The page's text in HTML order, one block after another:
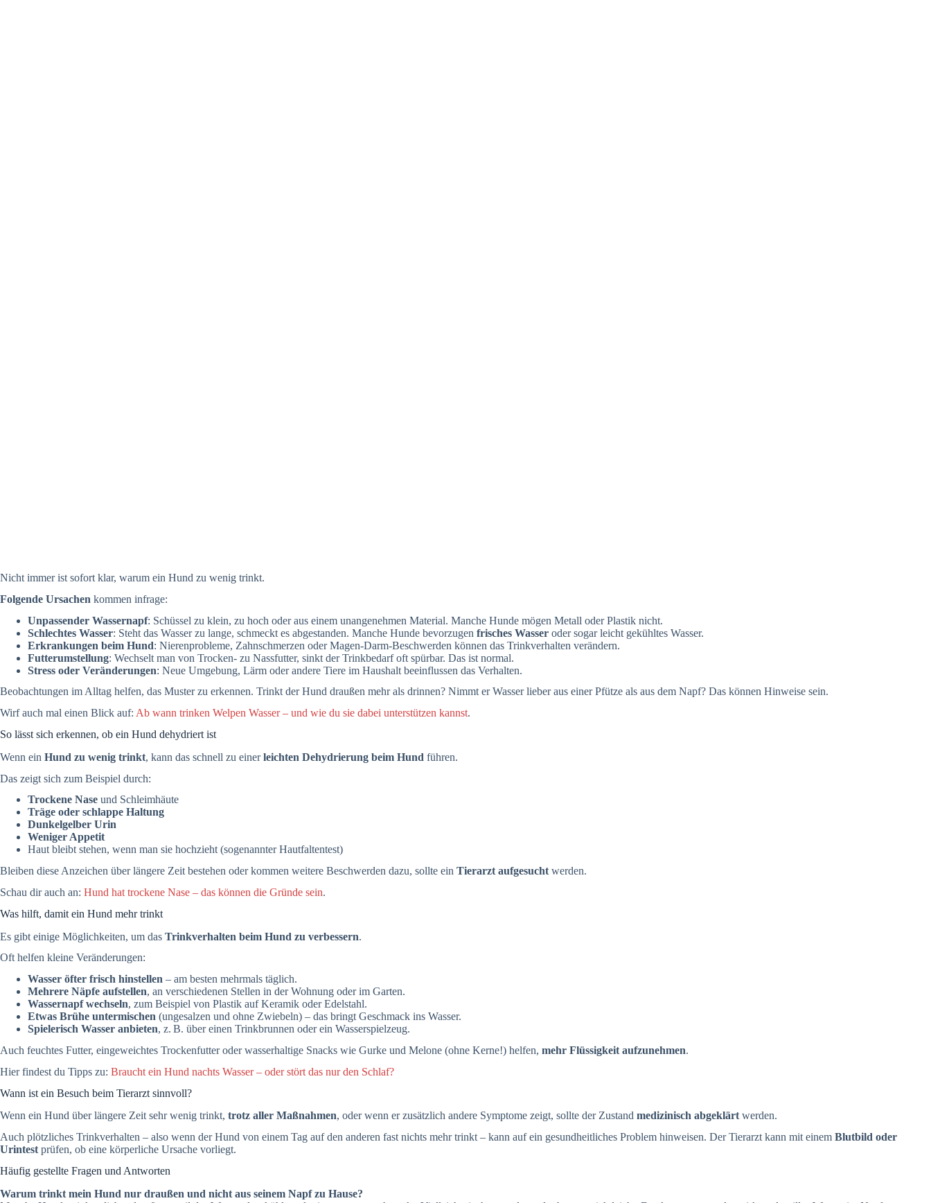
Nicht immer ist sofort klar, warum ein Hund zu wenig trinkt.
Folgende Ursachen kommen infrage:
Unpassender Wassernapf: Schüssel zu klein, zu hoch oder aus einem unangenehmen Material. Manche Hunde mögen Metall oder Plastik nicht.
Schlechtes Wasser: Steht das Wasser zu lange, schmeckt es abgestanden. Manche Hunde bevorzugen frisches Wasser oder sogar leicht gekühltes Wasser.
Erkrankungen beim Hund: Nierenprobleme, Zahnschmerzen oder Magen-Darm-Beschwerden können das Trinkverhalten verändern.
Futterumstellung: Wechselt man von Trocken- zu Nassfutter, sinkt der Trinkbedarf oft spürbar. Das ist normal.
Stress oder Veränderungen: Neue Umgebung, Lärm oder andere Tiere im Haushalt beeinflussen das Verhalten.
Beobachtungen im Alltag helfen, das Muster zu erkennen. Trinkt der Hund draußen mehr als drinnen? Nimmt er Wasser lieber aus einer Pfütze als aus dem Napf? Das können Hinweise sein.
Wirf auch mal einen Blick auf: Ab wann trinken Welpen Wasser – und wie du sie dabei unterstützen kannst.
So lässt sich erkennen, ob ein Hund dehydriert ist
Wenn ein Hund zu wenig trinkt, kann das schnell zu einerleichten Dehydrierung beim Hund führen.
Das zeigt sich zum Beispiel durch:
Trockene Nase und Schleimhäute
Träge oder schlappe Haltung
Dunkelgelber Urin
Weniger Appetit
Haut bleibt stehen, wenn man sie hochzieht (sogenannter Hautfaltentest)
Bleiben diese Anzeichen über längere Zeit bestehen oder kommen weitere Beschwerden dazu, sollte ein Tierarzt aufgesucht werden.
Schau dir auch an: Hund hat trockene Nase – das können die Gründe sein.
Was hilft, damit ein Hund mehr trinkt
Es gibt einige Möglichkeiten, um das Trinkverhalten beim Hund zu verbessern.
Oft helfen kleine Veränderungen:
Wasser öfter frisch hinstellen – am besten mehrmals täglich.
Mehrere Näpfe aufstellen, an verschiedenen Stellen in der Wohnung oder im Garten.
Wassernapf wechseln, zum Beispiel von Plastik auf Keramik oder Edelstahl.
Etwas Brühe untermischen (ungesalzen und ohne Zwiebeln) – das bringt Geschmack ins Wasser.
Spielerisch Wasser anbieten, z. B. über einen Trinkbrunnen oder ein Wasserspielzeug.
Auch feuchtes Futter, eingeweichtes Trockenfutter oder wasserhaltige Snacks wie Gurke und Melone (ohne Kerne!) helfen, mehr Flüssigkeit aufzunehmen.
Hier findest du Tipps zu: Braucht ein Hund nachts Wasser – oder stört das nur den Schlaf?
Wann ist ein Besuch beim Tierarzt sinnvoll?
Wenn ein Hund über längere Zeit sehr wenig trinkt, trotz aller Maßnahmen, oder wenn er zusätzlich andere Symptome zeigt, sollte der Zustand medizinisch abgeklärt werden.
Auch plötzliches Trinkverhalten – also wenn der Hund von einem Tag auf den anderen fast nichts mehr trinkt – kann auf ein gesundheitliches Problem hinweisen. Der Tierarzt kann mit einem Blutbild oder
Urintest prüfen, ob eine körperliche Ursache vorliegt.
Häufig gestellte Fragen und Antworten
Warum trinkt mein Hund nur draußen und nicht aus seinem Napf zu Hause?